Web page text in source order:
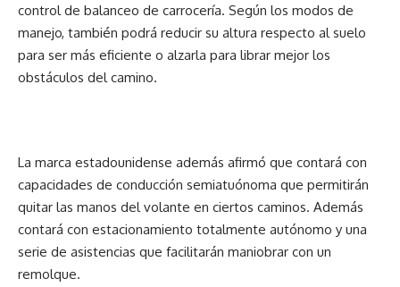
control de balanceo de carrocería. Según los modos de
manejo, también podrá reducir su altura respecto al suelo
para ser más eficiente o alzarla para librar mejor los
obstáculos del camino.
La marca estadounidense además afirmó que contará con
capacidades de conducción semiatuónoma que permitirán
quitar las manos del volante en ciertos caminos. Además
contará con estacionamiento totalmente autónomo y una
serie de asistencias que facilitarán maniobrar con un
remolque.